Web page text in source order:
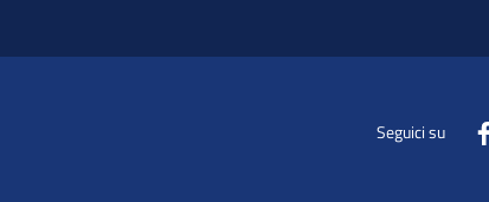
Seguici su